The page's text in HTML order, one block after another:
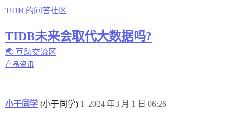
TiDB 的问答社区
TIDB未来会取代大数据吗?
🌏 互助交流区
产品资讯
小于同学 (小于同学) 2024 年3 月 1 日 06:26
1